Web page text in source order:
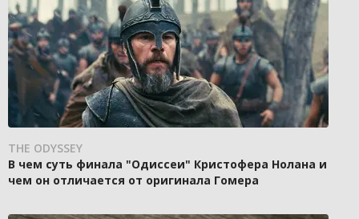
THE ODYSSEY
В чем суть финала "Одиссеи" Кристофера Нолана и
чем он отличается от оригинала Гомера